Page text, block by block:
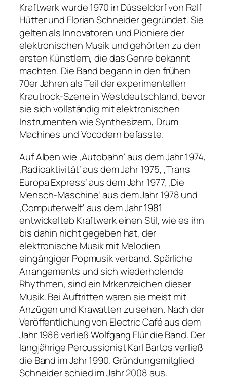
Kraftwerk wurde 1970 in Düsseldorf von Ralf
Hütter und Florian Schneider gegründet. Sie
gelten als Innovatoren und Pioniere der
elektronischen Musik und gehörten zu den
ersten Künstlern, die das Genre bekannt
machten. Die Band begann in den frühen
70er Jahren als Teil der experimentellen
Krautrock-Szene in Westdeutschland, bevor
sie sich vollständig mit elektronischen
Instrumenten wie Synthesizern, Drum
Machines und Vocodern befasste.
Auf Alben wie ‚Autobahn‘ aus dem Jahr 1974,
‚Radioaktivität‘ aus dem Jahr 1975, ‚Trans
Europa Express‘ aus dem Jahr 1977, ‚Die
Mensch-Maschine‘ aus dem Jahr 1978 und
‚Computerwelt‘ aus dem Jahr 1981
entwickelteb Kraftwerk einen Stil, wie es ihn
bis dahin nicht gegeben hat, der
elektronische Musik mit Melodien
eingängiger Popmusik verband. Spärliche
Arrangements und sich wiederholende
Rhythmen, sind ein Mrkenzeichen dieser
Musik. Bei Auftritten waren sie meist mit
Anzügen und Krawatten zu sehen. Nach der
Veröffentlichung von Electric Café aus dem
Jahr 1986 verließ Wolfgang Flür die Band. Der
langjährige Percussionist Karl Bartos verließ
die Band im Jahr 1990. Gründungsmitglied
Schneider schied im Jahr 2008 aus.